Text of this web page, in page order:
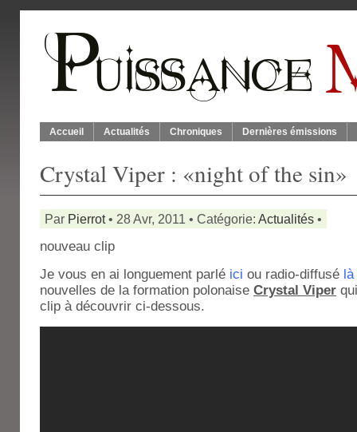
Accueil Actualités Chroniques Dernières émissions
Crystal Viper : «night of the sin»
Par Pierrot• 28 Avr, 2011 • Catégorie: Actualités •
nouveau clip
Je vous en ai longuement parlé ici ou radio-diffusé là
nouvelles de la formation polonaise Crystal Viper
clip à découvrir ci-dessous.